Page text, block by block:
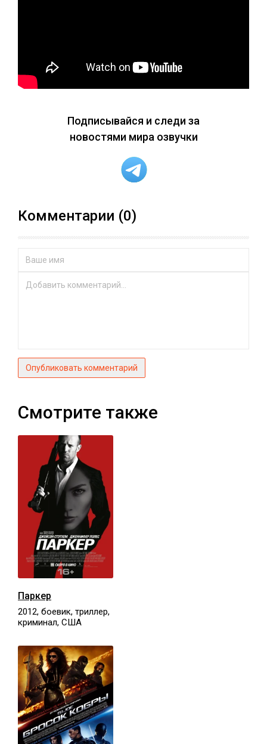
Подписывайся и следи за
новостями мира озвучки
Комментарии (0)
Опубликовать комментарий
Смотрите также
Паркер
2012, боевик, триллер,
криминал, США